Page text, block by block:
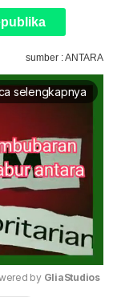
sumber : ANTARA
selengkapnya
by GliaStudios